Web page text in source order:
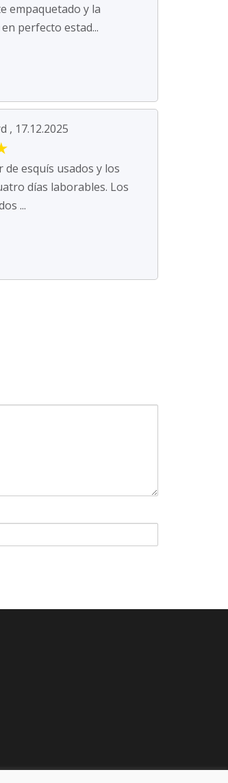
empaquetado y la
perfecto estad...
, 17.12.2025
de esquís usados y los
días laborables. Los
...